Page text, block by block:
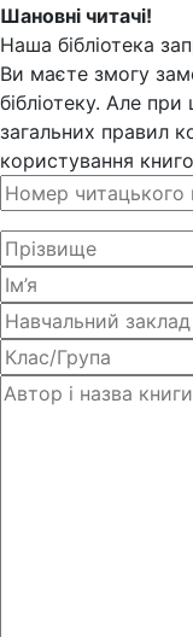
Шановні читачі!
Наша бібліотека
Ви маєте змогу
бібліотеку. Але
загальних правил
користування